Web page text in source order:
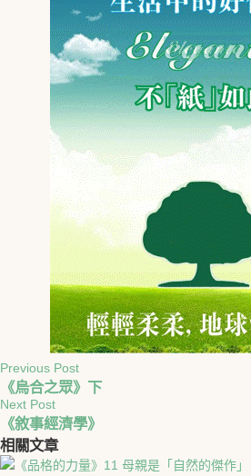
Previous Post
《烏合之眾》下
Next Post
《敘事經濟學》
相關文章